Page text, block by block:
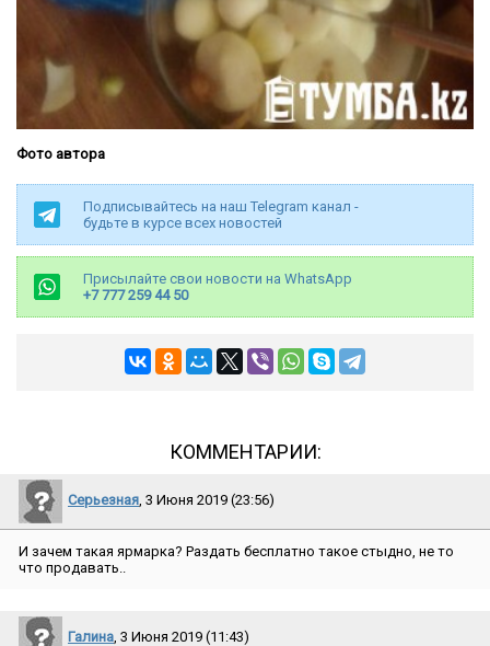
Фото автора
Подписывайтесь на наш Telegram канал -
будьте в курсе всех новостей
Присылайте свои новости на WhatsApp
+7 777 259 44 50
КОММЕНТАРИИ:
Серьезная, 3 Июня 2019 (23:56)
И зачем такая ярмарка? Раздать бесплатно такое стыдно, не то
что продавать..
Галина, 3 Июня 2019 (11:43)